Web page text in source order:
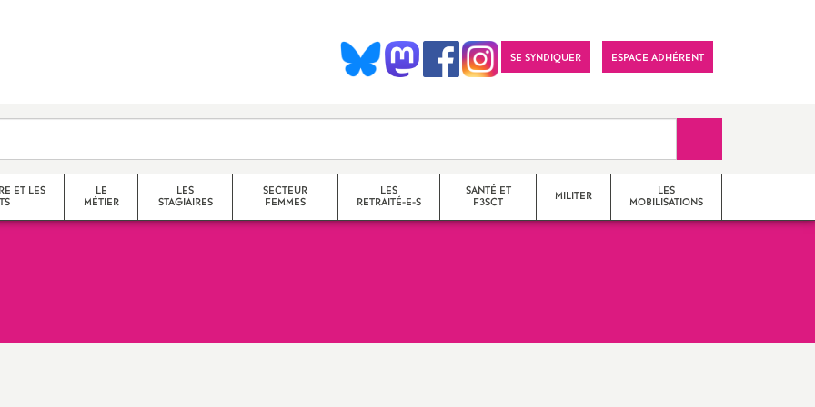
SE SYNDIQUER ESPACE ADHÉRENT
ET LES
LE
MÉTIER
LES
STAGIAIRES
SECTEUR
FEMMES
LES
RETRAITÉ-E-S
SANTÉ ET
F3SCT
MILITER
fonctionnement
LES
MOBILISATIONS